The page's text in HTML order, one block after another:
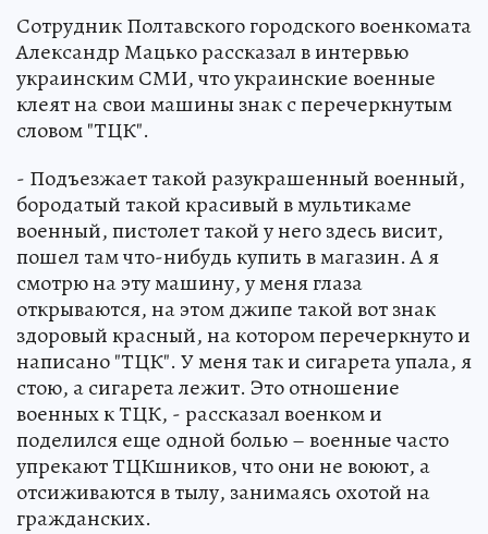
Сотрудник Полтавского городского военкомата
Александр Мацько рассказал в интервью
украинским СМИ, что украинские военные
клеят на свои машины знак с перечеркнутым
словом "ТЦК".
- Подъезжает такой разукрашенный военный,
бородатый такой красивый в мультикаме
военный, пистолет такой у него здесь висит,
пошел там что-нибудь купить в магазин. А я
смотрю на эту машину, у меня глаза
открываются, на этом джипе такой вот знак
здоровый красный, на котором перечеркнуто и
написано "ТЦК". У меня так и сигарета упала, я
стою, а сигарета лежит. Это отношение
военных к ТЦК, - рассказал военком и
поделился еще одной болью – военные часто
упрекают ТЦКшников, что они не воюют, а
отсиживаются в тылу, занимаясь охотой на
гражданских.